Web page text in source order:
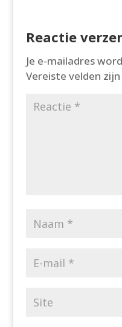
Reactie
Je e-mailadres
Vereiste velden